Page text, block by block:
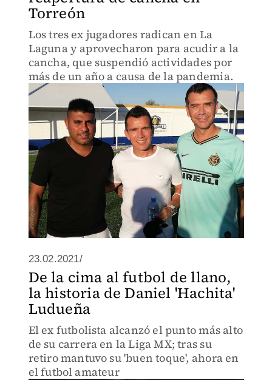
Torreón
Los tres ex jugadores radican en La
Laguna y aprovecharon para acudir a la
cancha, que suspendió actividades por
más de un año a causa de la pandemia.
23.02.2021/
De la cima al futbol de llano,
la historia de Daniel 'Hachita'
Ludueña
El ex futbolista alcanzó el punto más alto
de su carrera en la Liga MX; tras su
retiro mantuvo su 'buen toque', ahora en
el futbol amateur